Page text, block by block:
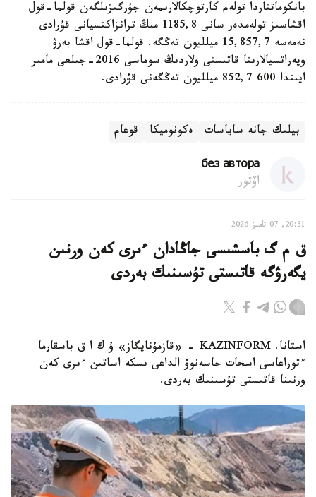
بانكوماتتاردا تولەم كارتوچكالارىمەن جۇرگىزىلگەن قولما-قول
اقشاسىز تولەمدەر سانى 1185,8 مىڭ ترانزاكتسيانى قۇرادى
نەمەسە 15,857,7 ميلليون تەڭگە. قولما-قول اقشا بەرۋ
وپەراتسيالارىنا قاتىستى ولاردىڭ سوماسى 2016-جىلعى مامىر
ايىندا 600 852,7 ميلليون تەڭگەنى قۇرادى.
بيلىك جانە ساياسات ەكونوميكا قوعام
без автора
اۆتور
20:31, 07 تامىز 2026
ق م گ باسشىسى جاڭادان ءىرى كەن ورنىن
يگەرۋگە قاتىستى تۇسىنىك بەردى
استانا. KAZINFORM - «قازمۇنايگاز» ۇ ك ا ق باسقارما
ءتوراعاسى اسحات حاسەنوۆ الداعى ىسكە اساتىن ءىرى كەن
ورنىنا قاتىستى تۇسىنىك بەردى.